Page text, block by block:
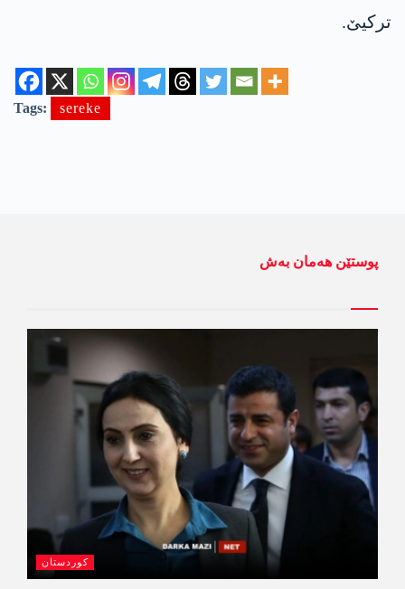
ترکیێ.
Tags: sereke
پوستێن ھەمان بەش
کوردستان